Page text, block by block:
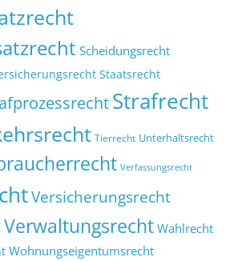
Scheidungsrecht
Staatsrecht
Strafrecht
Tierrecht Unterhaltsrecht
Verfassungsrecht
Versicherungsrecht
Verwaltungsrecht Wahlrecht
Wohnungseigentumsrecht